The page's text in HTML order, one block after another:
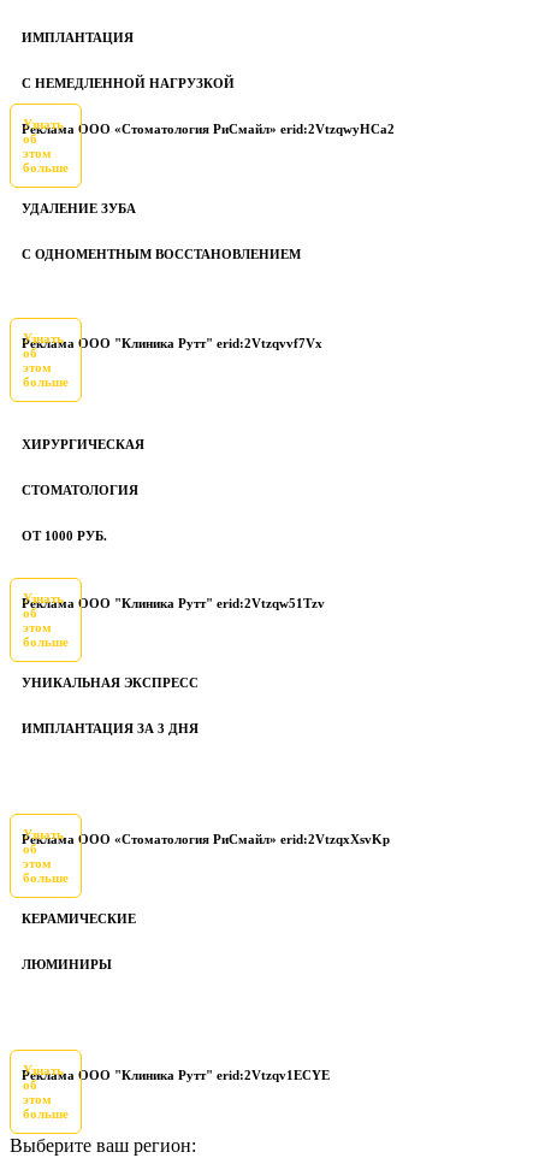
ИМПЛАНТАЦИЯ
С НЕМЕДЛЕННОЙ НАГРУЗКОЙ
Реклама ООО «Стоматология РиСмайл» erid:2VtzqwyHCa2
Узнать
об
этом
больше
УДАЛЕНИЕ ЗУБА
С ОДНОМЕНТНЫМ ВОССТАНОВЛЕНИЕМ
Реклама ООО "Клиника Рутт" erid:2Vtzqvvf7Vx
Узнать
об
этом
больше
ХИРУРГИЧЕСКАЯ
СТОМАТОЛОГИЯ
ОТ 1000 РУБ.
Реклама ООО "Клиника Рутт" erid:2Vtzqw51Tzv
Узнать
об
этом
больше
УНИКАЛЬНАЯ ЭКСПРЕСС
ИМПЛАНТАЦИЯ ЗА 3 ДНЯ
Реклама ООО «Стоматология РиСмайл» erid:2VtzqxXsvKp
Узнать
об
этом
больше
КЕРАМИЧЕСКИЕ
ЛЮМИНИРЫ
Реклама ООО "Клиника Рутт" erid:2Vtzqv1ECYE
Узнать
об
этом
больше
Выберите ваш регион: